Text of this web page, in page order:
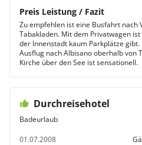
Preis Leistung / Fazit
Zu empfehlen ist eine Busfahrt nach
Tabakladen. Mit dem Privatwagen
der Innenstadt kaum Parkplätze
Ausflug nach Albisano oberhalb von
Kirche über den See ist sensationell.
Durchreisehotel
Badeurlaub
01.07.2008